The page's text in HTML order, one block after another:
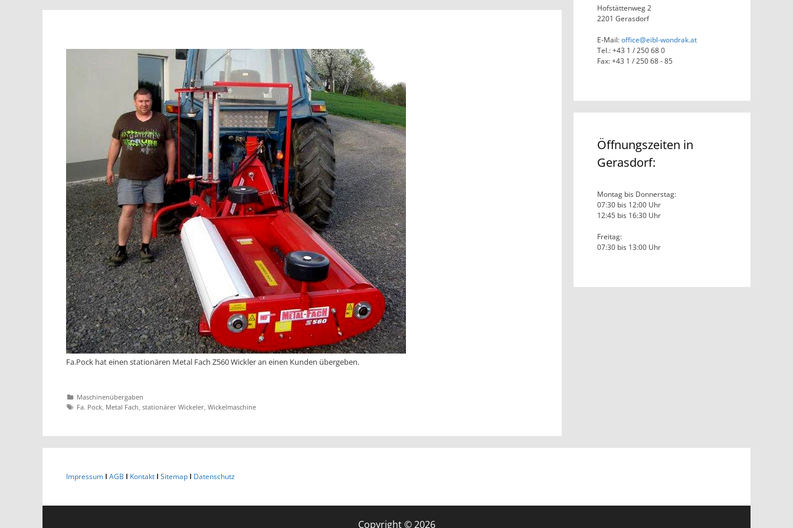
Fa.Pock hat einen stationären Metal Fach Z560 Wickler an einen Kunden übergeben.
Katgeorien
Maschinenübergaben
Tags
Fa. Pock Metal Fach stationärer Wickeler Wickelmaschine
Hofstättenweg 2
2201 Gerasdorf
E-Mail:office@eibl-wondrak.at
Tel.: +43 1 / 250 68 0
Fax: +43 1 / 250 68 - 85
Öffnungszeiten in
Gerasdorf:
Montag bis Donnerstag:
07:30 bis 12:00 Uhr
12:45 bis 16:30 Uhr
Freitag:
07:30 bis 13:00 Uhr
Impressum I AGB I Kontakt I Sitemap I Datenschutz
Copyright © 2026